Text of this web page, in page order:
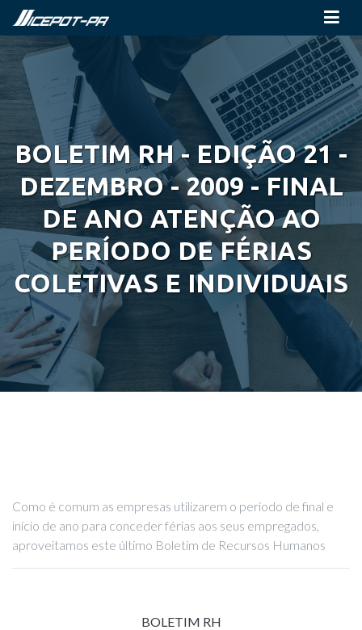
BOLETIM RH - EDIÇÃO 21 -
DEZEMBRO - 2009 - FINAL
DE ANO ATENÇÃO AO
PERÍODO DE FÉRIAS
COLETIVAS E INDIVIDUAIS
Como é comum as empresas utilizarem o período de final e
início de ano para conceder férias aos seus empregados,
aproveitamos este último Boletim de Recursos Humanos
BOLETIM RH